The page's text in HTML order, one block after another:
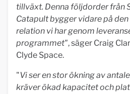
tillväxt. Denna följdorder från
Catapult bygger vidare på
relation vi har genom
programmet", säger Craig
Clyde Space.
"Vi ser en stor ökning av
kräver ökad kapacitet och